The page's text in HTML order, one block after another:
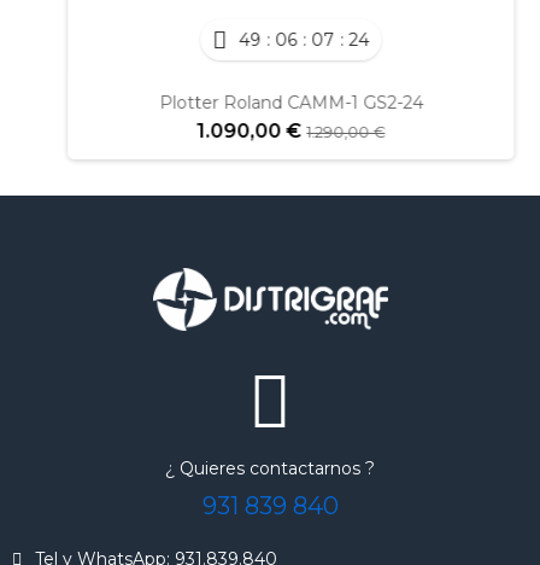
49 06 07 24
Plotter Roland CAMM-1 GS2-24
1.090,00 € 1.290,00 €
¿ Quieres contactarnos ?
931 839 840
Tel y WhatsApp: 931.839.840